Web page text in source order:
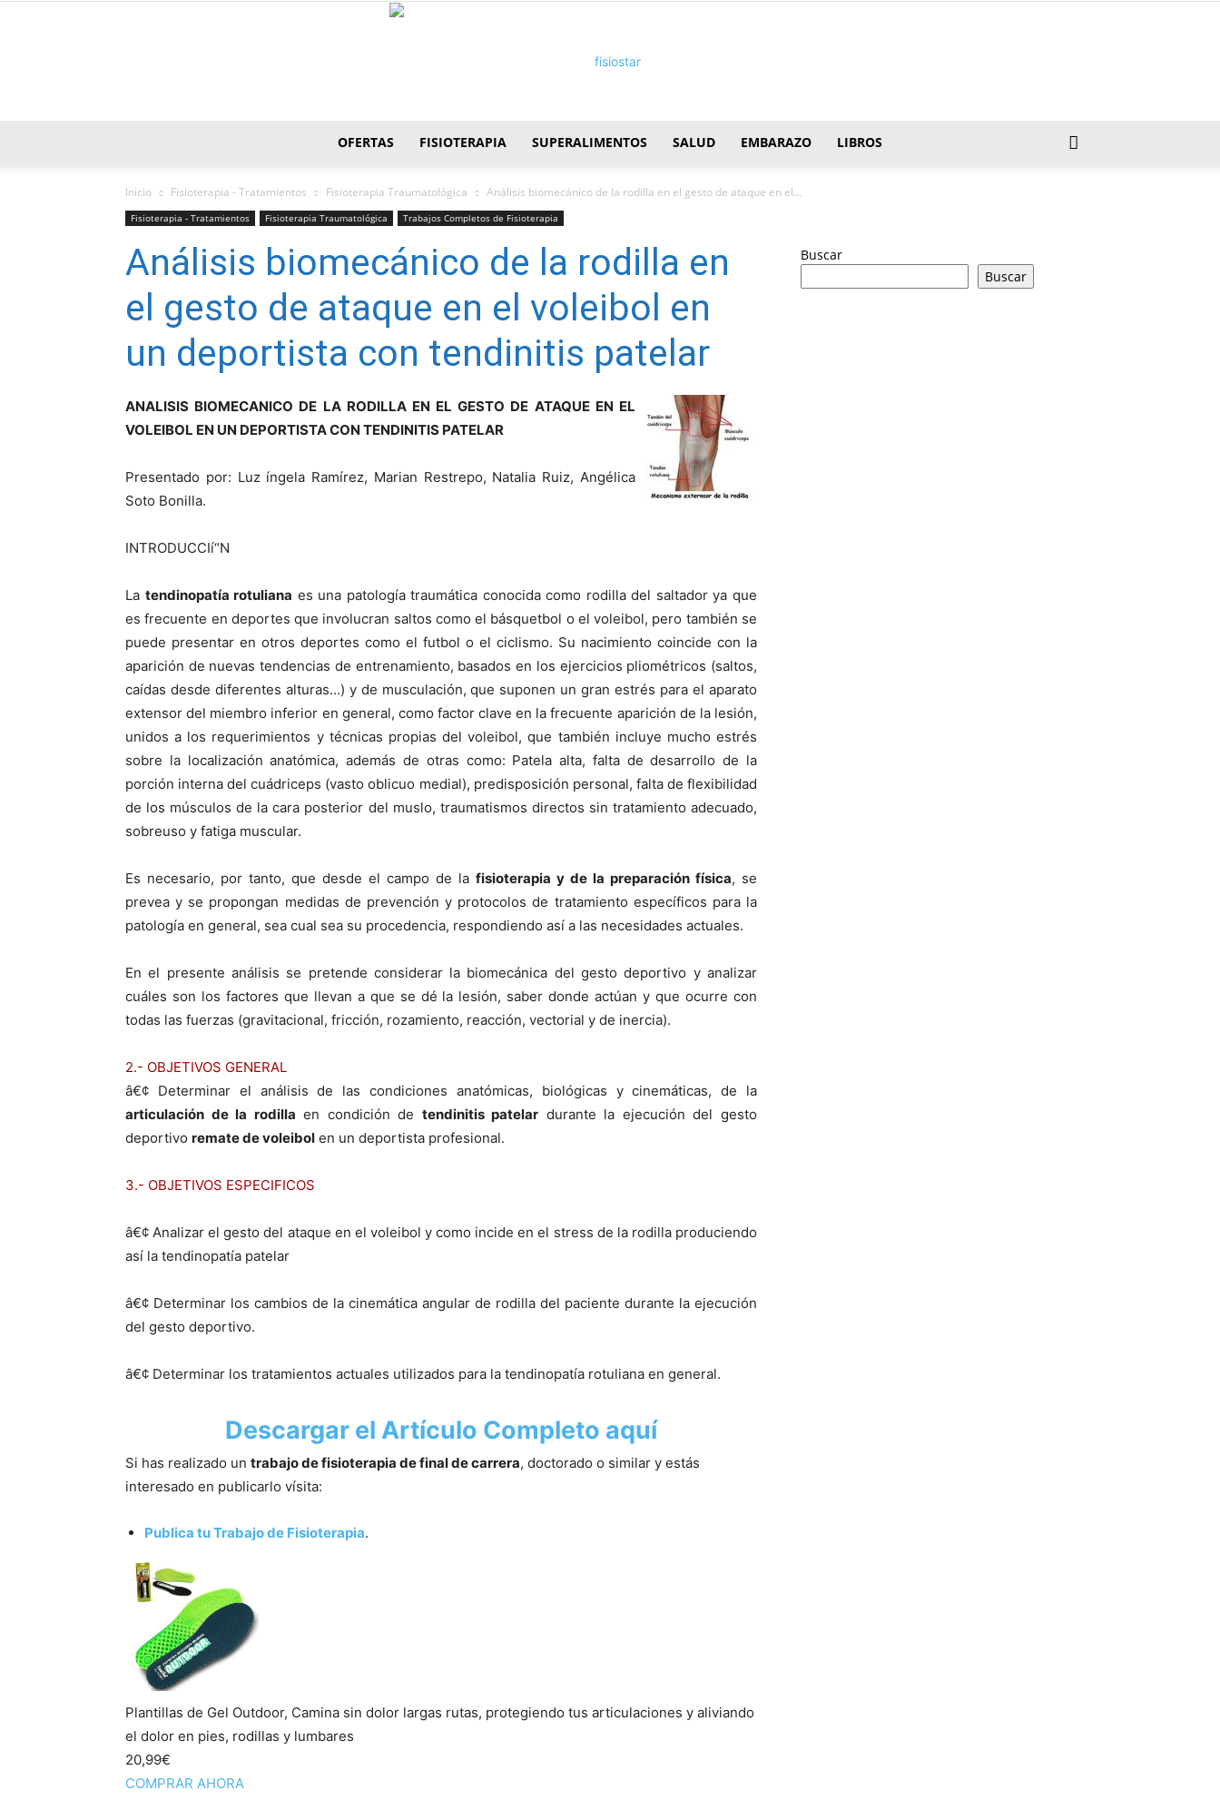
OFERTAS FISIOTERAPIA SUPERALIMENTOS SALUD EMBARAZO LIBROS
Inicio Fisioterapia - Tratamientos Fisioterapia Traumatológica Análisis biomecánico de la rodilla en el gesto de ataque en el...
Fisioterapia - Tratamientos Fisioterapia Traumatológica Trabajos Completos de Fisioterapia
Análisis biomecánico de la rodilla en
el gesto de ataque en el voleibol en
un deportista con tendinitis patelar
ANALISIS BIOMECANICO DE LA RODILLA EN EL GESTO DE ATAQUE EN EL
VOLEIBOL EN UN DEPORTISTA CON TENDINITIS PATELAR
Presentado por: Luz íngela Ramí­rez, Marian Restrepo, Natalia Ruiz, Angélica
Soto Bonilla.
INTRODUCCIí“N
La tendinopatí­a rotuliana es una patologí­a traumática conocida como rodilla del saltador ya que
es frecuente en deportes que involucran saltos como el básquetbol o el voleibol, pero también se
puede presentar en otros deportes como el futbol o el ciclismo. Su nacimiento coincide con la
aparición de nuevas tendencias de entrenamiento, basados en los ejercicios pliométricos (saltos,
caí­das desde diferentes alturas…) y de musculación, que suponen un gran estrés para el aparato
extensor del miembro inferior en general, como factor clave en la frecuente aparición de la lesión,
unidos a los requerimientos y técnicas propias del voleibol, que también incluye mucho estrés
sobre la localización anatómica, además de otras como: Patela alta, falta de desarrollo de la
porción interna del cuádriceps (vasto oblicuo medial), predisposición personal, falta de flexibilidad
de los músculos de la cara posterior del muslo, traumatismos directos sin tratamiento adecuado,
sobreuso y fatiga muscular.
Es necesario, por tanto, que desde el campo de la fisioterapia y de la preparación fí­sica, se
prevea y se propongan medidas de prevención y protocolos de tratamiento especí­ficos para la
patologí­a en general, sea cual sea su procedencia, respondiendo así­ a las necesidades actuales.
En el presente análisis se pretende considerar la biomecánica del gesto deportivo y analizar
cuáles son los factores que llevan a que se dé la lesión, saber donde actúan y que ocurre con
todas las fuerzas (gravitacional, fricción, rozamiento, reacción, vectorial y de inercia).
2.- OBJETIVOS GENERAL
â€¢ Determinar el análisis de las condiciones anatómicas, biológicas y cinemáticas, de la
articulación de la rodilla en condición de tendinitis patelar durante la ejecución del gesto
deportivo remate de voleibol en un deportista profesional.
3.- OBJETIVOS ESPECIFICOS
â€¢ Analizar el gesto del ataque en el voleibol y como incide en el stress de la rodilla produciendo
así­ la tendinopatí­a patelar
â€¢ Determinar los cambios de la cinemática angular de rodilla del paciente durante la ejecución
del gesto deportivo.
â€¢ Determinar los tratamientos actuales utilizados para la tendinopatí­a rotuliana en general.
Descargar el Artí­culo Completo aquí­
Si has realizado un trabajo de fisioterapia de final de carrera, doctorado o similar y estás
interesado en publicarlo ví­sita:
Publica tu Trabajo de Fisioterapia.
Plantillas de Gel Outdoor, Camina sin dolor largas rutas, protegiendo tus articulaciones y aliviando
el dolor en pies, rodillas y lumbares
20,99€
COMPRAR AHORA
Buscar
Buscar